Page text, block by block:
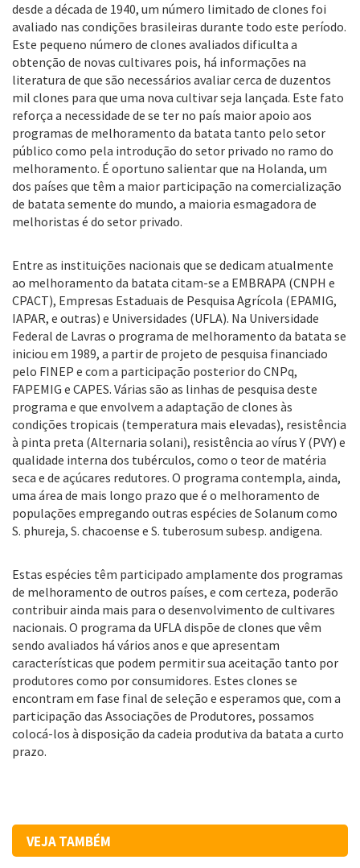
desde a década de 1940, um número limitado de clones foi
avaliado nas condições brasileiras durante todo este período.
Este pequeno número de clones avaliados dificulta a
obtenção de novas cultivares pois, há informações na
literatura de que são necessários avaliar cerca de duzentos
mil clones para que uma nova cultivar seja lançada. Este fato
reforça a necessidade de se ter no país maior apoio aos
programas de melhoramento da batata tanto pelo setor
público como pela introdução do setor privado no ramo do
melhoramento. É oportuno salientar que na Holanda, um
dos países que têm a maior participação na comercialização
de batata semente do mundo, a maioria esmagadora de
melhoristas é do setor privado.
Entre as instituições nacionais que se dedicam atualmente
ao melhoramento da batata citam-se a EMBRAPA (CNPH e
CPACT), Empresas Estaduais de Pesquisa Agrícola (EPAMIG,
IAPAR, e outras) e Universidades (UFLA). Na Universidade
Federal de Lavras o programa de melhoramento da batata se
iniciou em 1989, a partir de projeto de pesquisa financiado
pelo FINEP e com a participação posterior do CNPq,
FAPEMIG e CAPES. Várias são as linhas de pesquisa deste
programa e que envolvem a adaptação de clones às
condições tropicais (temperatura mais elevadas), resistência
à pinta preta (Alternaria solani), resistência ao vírus Y (PVY) e
qualidade interna dos tubérculos, como o teor de matéria
seca e de açúcares redutores. O programa contempla, ainda,
uma área de mais longo prazo que é o melhoramento de
populações empregando outras espécies de Solanum como
S. phureja, S. chacoense e S. tuberosum subesp. andigena.
Estas espécies têm participado amplamente dos programas
de melhoramento de outros países, e com certeza, poderão
contribuir ainda mais para o desenvolvimento de cultivares
nacionais. O programa da UFLA dispõe de clones que vêm
sendo avaliados há vários anos e que apresentam
características que podem permitir sua aceitação tanto por
produtores como por consumidores. Estes clones se
encontram em fase final de seleção e esperamos que, com a
participação das Associações de Produtores, possamos
colocá-los à disposição da cadeia produtiva da batata a curto
prazo.
VEJA TAMBÉM